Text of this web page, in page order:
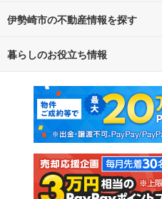
路線・駅から探す
通勤・通学時間から探す
伊勢崎市の不動産情報を探す
不動産・住宅
新築マンション
新築一戸建て
注文住宅
暮らしのお役立ち情報
マンションカタログ